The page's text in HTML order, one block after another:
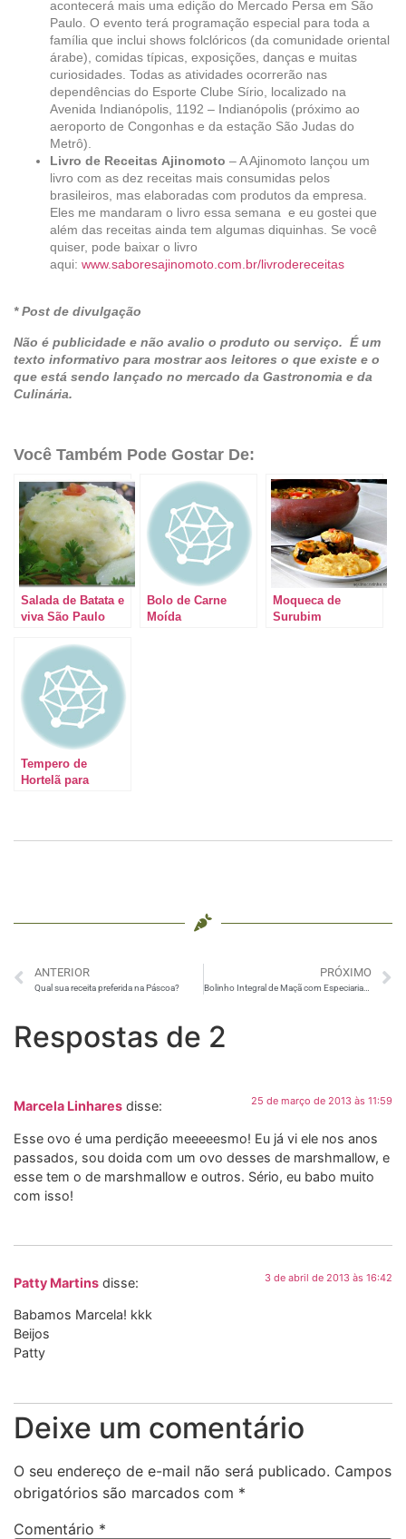
acontecerá mais uma edição do Mercado Persa em São
Paulo. O evento terá programação especial para toda a
família que inclui shows folclóricos (da comunidade oriental
árabe), comidas típicas, exposições, danças e muitas
curiosidades. Todas as atividades ocorrerão nas
dependências do Esporte Clube Sírio, localizado na
Avenida Indianópolis, 1192 – Indianópolis (próximo ao
aeroporto de Congonhas e da estação São Judas do
Metrô).
Livro de Receitas Ajinomoto – A Ajinomoto lançou um
livro com as dez receitas mais consumidas pelos
brasileiros, mas elaboradas com produtos da empresa.
Eles me mandaram o livro essa semana e eu gostei que
além das receitas ainda tem algumas diquinhas. Se você
quiser, pode baixar o livro
aqui: www.saboresajinomoto.com.br/livrodereceitas
* Post de divulgação
Não é publicidade e não avalio o produto ou serviço. É um
texto informativo para mostrar aos leitores o que existe e o
que está sendo lançado no mercado da Gastronomia e da
Culinária.
Você Também Pode Gostar De:
Salada de Batata e
viva São Paulo
Bolo de Carne
Moída
Moqueca de
Surubim
Tempero de
Hortelã para
ANTERIOR
Qual sua receita preferida na Páscoa?
PRÓXIMO
Bolinho Integral de Maçã com Especiarias – Muffin
Respostas de 2
Marcela Linhares disse: 25 de março de 2013 às 11:59
Esse ovo é uma perdição meeeeesmo! Eu já vi ele nos anos
passados, sou doida com um ovo desses de marshmallow, e
esse tem o de marshmallow e outros. Sério, eu babo muito
com isso!
Patty Martins disse: 3 de abril de 2013 às 16:42
Babamos Marcela! kkk
Beijos
Patty
Deixe um comentário
O seu endereço de e-mail não será publicado. Campos
obrigatórios são marcados com *
Comentário *